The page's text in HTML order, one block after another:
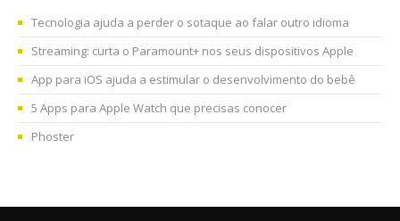
Tecnologia ajuda a perder o sotaque ao falar outro idioma
Streaming: curta o Paramount+ nos seus dispositivos Apple
App para iOS ajuda a estimular o desenvolvimento do bebê
5 Apps para Apple Watch que precisas conocer
Phoster